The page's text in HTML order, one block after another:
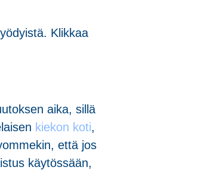
Klikkaa
aika, sillä
kiekon koti,
että jos
käytössään,